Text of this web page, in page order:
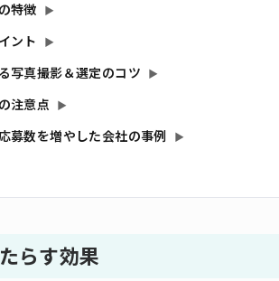
特徴 ▶
ント ▶
写真撮影＆選定のコツ ▶
注意点 ▶
募数を増やした会社の事例 ▶
らす効果